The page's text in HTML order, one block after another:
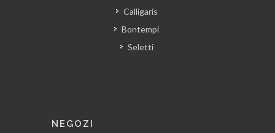
Calligaris
Bontempi
Seletti
NEGOZI